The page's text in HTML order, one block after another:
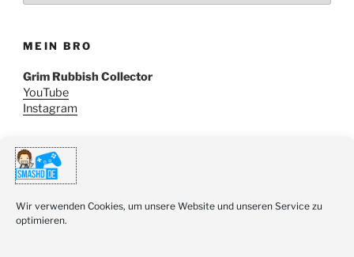
Wir verwenden Cookies, um unsere Website und unseren Service zu
optimieren.
MEIN BRO
Grim Rubbish Collector
YouTube
Instagram
SUCHE
Suchen
nach: